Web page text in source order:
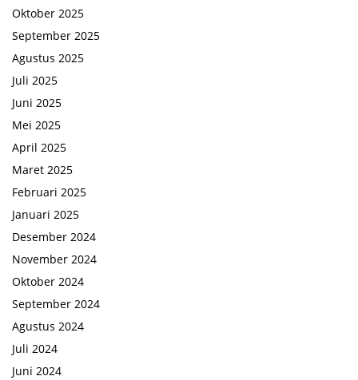
Oktober 2025
September 2025
Agustus 2025
Juli 2025
Juni 2025
Mei 2025
April 2025
Maret 2025
Februari 2025
Januari 2025
Desember 2024
November 2024
Oktober 2024
September 2024
Agustus 2024
Juli 2024
Juni 2024